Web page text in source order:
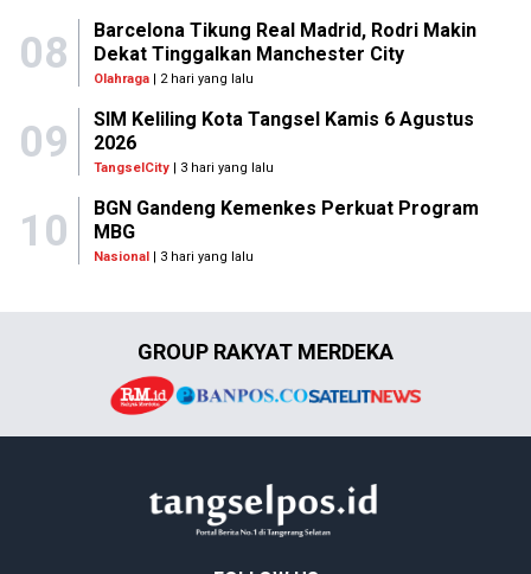
08
Barcelona Tikung Real Madrid, Rodri Makin
Dekat Tinggalkan Manchester City
Olahraga| 2 hari yang lalu
09
SIM Keliling Kota Tangsel Kamis 6 Agustus
2026
TangselCity| 3 hari yang lalu
10
BGN Gandeng Kemenkes Perkuat Program
MBG
Nasional| 3 hari yang lalu
GROUP RAKYAT MERDEKA